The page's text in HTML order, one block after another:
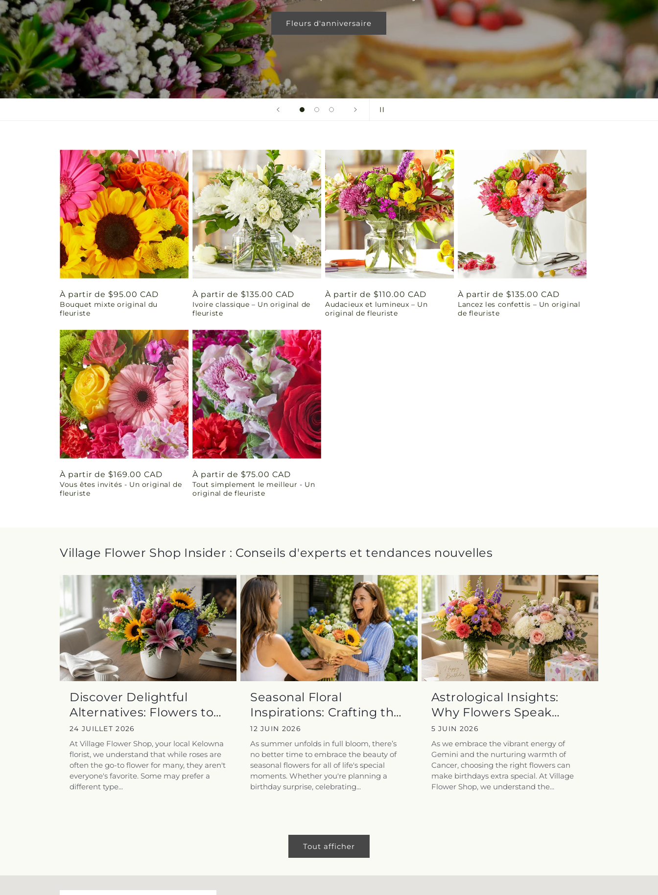
Fleurs d'anniversaire
Prix
habituel
À partir de $95.00 CAD
Bouquet mixte original du
fleuriste
Prix
habituel
À partir de $135.00 CAD
Ivoire classique – Un original de
fleuriste
Prix
habituel
À partir de $110.00 CAD
Audacieux et lumineux – Un
original de fleuriste
Prix
habituel
À partir de $135.00 CAD
Lancez les confettis – Un original
de fleuriste
Prix
habituel
À partir de $169.00 CAD
Vous êtes invités - Un original de
fleuriste
Prix
habituel
À partir de $75.00 CAD
Tout simplement le meilleur - Un
original de fleuriste
Village Flower Shop Insider : Conseils d'experts et tendances nouvelles
Discover Delightful
Alternatives: Flowers to
Gift When...
24 JUILLET 2026
At Village Flower Shop, your local Kelowna
florist, we understand that while roses are
often the go-to flower for many, they aren't
everyone's favorite. Some may prefer a
different type...
Seasonal Floral
Inspirations: Crafting the
Perfect Summer...
12 JUIN 2026
As summer unfolds in full bloom, there’s
no better time to embrace the beauty of
seasonal flowers for all of life's special
moments. Whether you're planning a
birthday surprise, celebrating...
Astrological Insights:
Why Flowers Speak
Volumes to...
5 JUIN 2026
As we embrace the vibrant energy of
Gemini and the nurturing warmth of
Cancer, choosing the right flowers can
make birthdays extra special. At Village
Flower Shop, we understand the...
Tout afficher